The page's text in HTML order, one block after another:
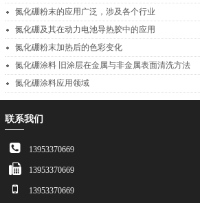
氮化硼粉末的应用广泛，涉及各个行业
氮化硼及其在动力电池导热胶中的应用
氮化硼粉末加热后的色彩变化
氮化硼涂料 旧涂层在金属与非金属表面清洗方法
氮化硼涂料应用领域
联系我们
13953370669
13953370669
13953370669